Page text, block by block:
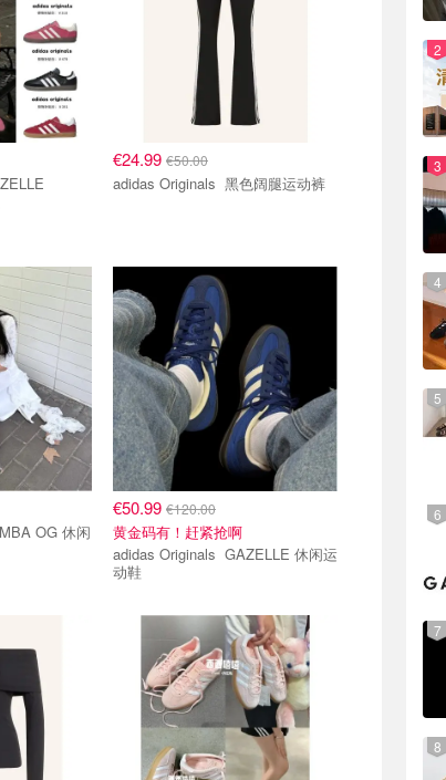
€24.99 €50.00
adidas Originals 黑色阔腿运动裤
€50.99 €120.00
黄金码有！赶紧抢啊
adidas Originals GAZELLE 休闲运
动鞋